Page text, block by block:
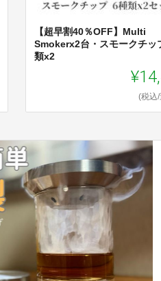
【超早割40％OFF】Multi
Smokerx2台・スモークチッ
類x2
(税込